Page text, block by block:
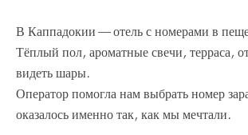
В Каппадокии — отель с номерами в
Тёплый пол, ароматные свечи, терраса,
видеть шары.
Оператор помогла нам выбрать номер
оказалось именно так, как мы мечтали.